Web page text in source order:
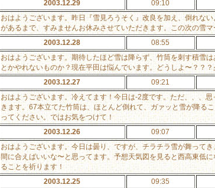
2003.12.29
09:10
おはようございます。昨日『雪見ろうそく』改良を加え、倒れな
があるまで、すみませんお休みさせていただきます。この次の雪
2003.12.28
08:55
おはようございます。期待したほど雪は降らず、竹筒を刺す積雪
とかやれないものか？現在平田は悩んでいます。どうしよ〜？？？
2003.12.27
09:21
おはようございます。冷えてます！今日は-2度です。ただ、、、
きます。67本立てた竹筒は、ほとんど倒れて、ガァッと雪が降る
ってください。ではお気をつけて！
2003.12.26
09:07
おはようございます。今日は曇り、ですが、チラチラ雪が舞って
間に合えばいいな〜と思ってます。予想天気図を見ると西高東低
ることを祈ります！
2003.12.25
09:35